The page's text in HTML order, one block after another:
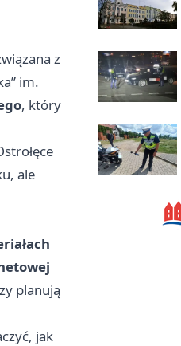
z
im.
, który
ale
planują
jak